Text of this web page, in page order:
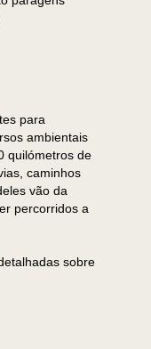
para
ambientais
quilómetros de
caminhos
vão da
percorridos a
sobre